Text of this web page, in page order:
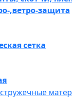
,ветро-защита
сетка